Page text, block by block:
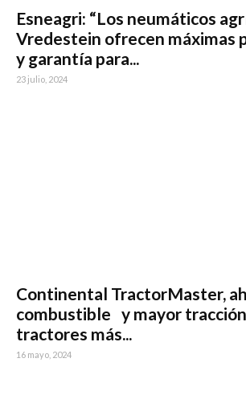
Esneagri: “Los neumáticos
Vredestein ofrecen máximas
y garantía para...
23 julio, 2024
Continental TractorMaster,
combustible y mayor
tractores más...
16 mayo, 2024